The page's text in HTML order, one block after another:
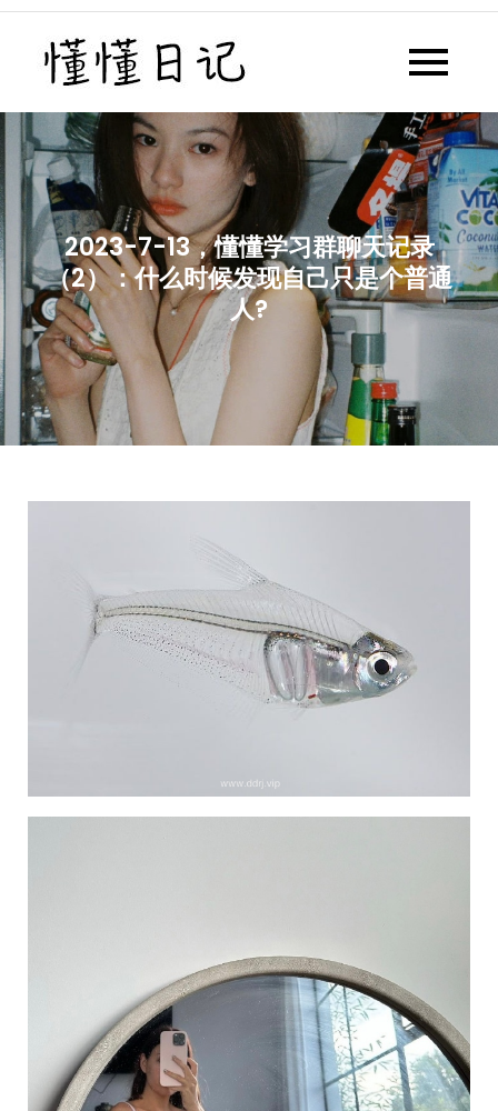
Skip
content
懂懂日记网每天同步更新懂懂学
2023-7-13，懂懂学习群聊天记录
（2）：什么时候发现自己只是个普通
人?